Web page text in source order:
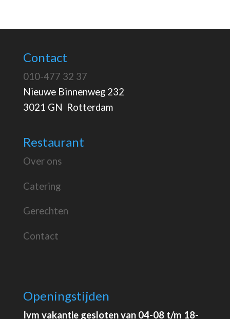
Contact
010-477 32 37
Nieuwe Binnenweg 232
3021 GN Rotterdam
Restaurant
Over ons
Catering
Gerechten
Contact
Openingstijden
Ivm vakantie gesloten van 04-08 t/m 18-